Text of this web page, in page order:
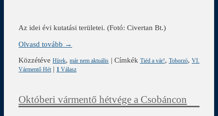
Az idei évi kutatási területei. (Fotó: Civertan Bt.)
Olvasd tovább →
Közzétéve Hírek,már nem aktuális | Címkék Tiéd a vár!, Toborzó, VI.
Vármentő Hét | 1 Válasz
Októberi vármentő hétvége a Csobáncon